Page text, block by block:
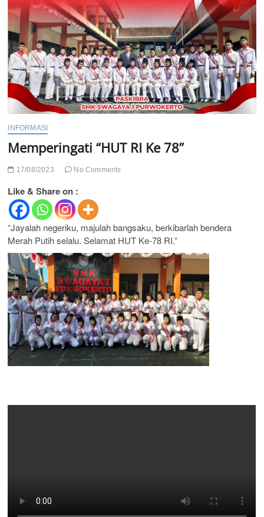
INFORMASI
Memperingati “HUT RI Ke 78”
17/08/2023 No Comments
Like & Share on :
“Jayalah negeriku, majulah bangsaku, berkibarlah bendera
Merah Putih selalu. Selamat HUT Ke-78 RI.”